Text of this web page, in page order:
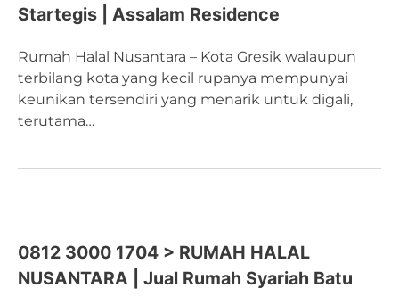
Startegis | Assalam Residence
Rumah Halal Nusantara – Kota Gresik walaupun
terbilang kota yang kecil rupanya mempunyai
keunikan tersendiri yang menarik untuk digali,
terutama…
0812 3000 1704 > RUMAH HALAL
NUSANTARA | Jual Rumah Syariah Batu